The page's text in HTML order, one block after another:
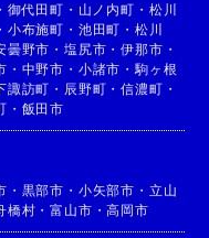
・ 御代田町 ・ 山ノ内町 ・ 松川
・ 小布施町 ・ 池田町 ・ 松川
曇野市 ・ 塩尻市 ・伊那市 ・
・ 中野市 ・ 小諸市 ・ 駒ヶ根
諏訪町 ・ 辰野町 ・信濃町 ・
・ 飯田市
・ 黒部市 ・ 小矢部市 ・ 立山
橋村 ・富山市 ・高岡市